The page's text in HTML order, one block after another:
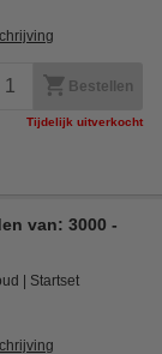
Bestellen
Tijdelijk uitverkocht
van: 3000 -
Startset